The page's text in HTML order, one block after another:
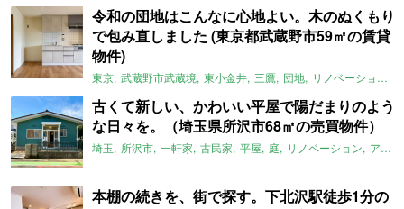
令和の団地はこんなに心地よい。木のぬくもり
で包み直しました (東京都武蔵野市59㎡の賃貸
物件)
東京 武蔵野市武蔵境 東小金井 三鷹 団地 リノベーション
古くて新しい、かわいい平屋で陽だまりのよう
な日々を。（埼玉県所沢市68㎡の売買物件）
埼玉 所沢市 一軒家 古民家 平屋 庭 リノベーション アメリカンハウス
本棚の続きを、街で探す。下北沢駅徒歩1分の